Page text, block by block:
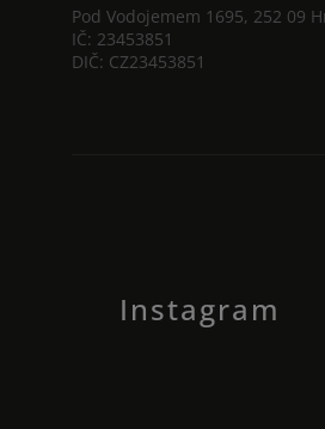
Pod Vodojemem 1695, 252 09
IČ: 23453851
DIČ: CZ23453851
Instagram